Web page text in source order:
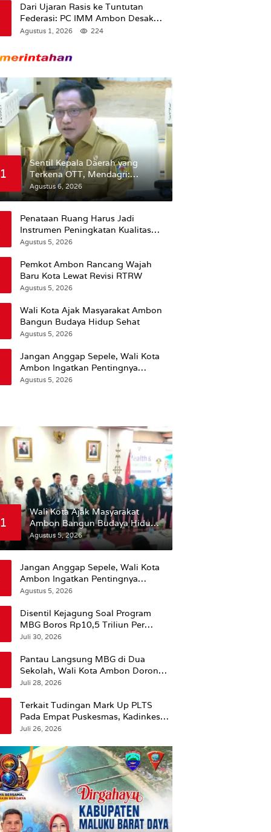
Dari Ujaran Rasis ke Tuntutan
Federasi: PC IMM Ambon Desak
Klarifikasi Presiden dan Imbau
Putih Di Maluku.
Agustus 1, 2026 224
1
Sentil Kepala Daerah yang
Terkena OTT, Mendagri:
Mereka Bukan Anak Kemarin
Sore
Agustus 6, 2026
Penataan Ruang Harus Jadi
Instrumen Peningkatan Kualitas
Hidup Masyarakat, Wattimena:
Susun RDTR Sebagai Dasar Hukum
Agustus 5, 2026
Pemkot Ambon Rancang Wajah
Baru Kota Lewat Revisi RTRW
Agustus 5, 2026
Wali Kota Ajak Masyarakat Ambon
Bangun Budaya Hidup Sehat
Agustus 5, 2026
Jangan Anggap Sepele, Wali Kota
Ambon Ingatkan Pentingnya
Perencanaan Kesehatan
Agustus 5, 2026
1
Wali Kota Ajak Masyarakat
Ambon Bangun Budaya Hidup
Sehat
Agustus 5, 2026
Jangan Anggap Sepele, Wali Kota
Ambon Ingatkan Pentingnya
Perencanaan Kesehatan
Agustus 5, 2026
Disentil Kejagung Soal Program
MBG Boros Rp10,5 Triliun Per
Tahun, Kepala BGN Sudaryono Beri
Juli 30, 2026
Pantau Langsung MBG di Dua
Sekolah, Wali Kota Ambon Dorong
Pemerataan Hingga Wilayah
Juli 28, 2026
Terkait Tudingan Mark Up PLTS
Pada Empat Puskesmas, Kadinkes
Ambon Beri Klarifikasi.
Juli 26, 2026